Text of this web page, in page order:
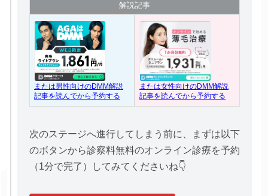
解説記事
または男性向けのDMM解説
記事を読んでから予約する
または女性向けのDMM解説
記事を読んでから予約する
次のステージへ進行してしまう前に、まずは以下
のボタンから診察料無料のオンライン診療を予約
（1分で完了）してみてくださいね👇